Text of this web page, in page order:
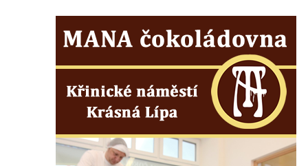
Kříž u Mikulášovického potoka poblíž
Mikovu v Mikulášovicích
Hampelův kříž u bývalých kasáren v
Mikulášovicích
Marchnerův (Zelený) kříž naproti domu čp.
35 v Mikulášovicích